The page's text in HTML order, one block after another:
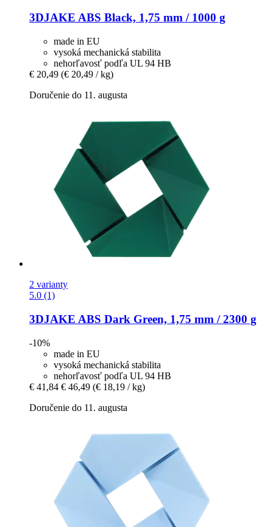
3DJAKE ABS Black, 1,75 mm / 1000 g
made in EU
vysoká mechanická stabilita
nehorľavosť podľa UL 94 HB
€ 20,49 (€ 20,49 / kg)
Doručenie do 11. augusta
2 varianty
5.0 (1)
3DJAKE ABS Dark Green, 1,75 mm / 2300 g
-10%
made in EU
vysoká mechanická stabilita
nehorľavosť podľa UL 94 HB
€ 41,84 € 46,49 (€ 18,19 / kg)
Doručenie do 11. augusta